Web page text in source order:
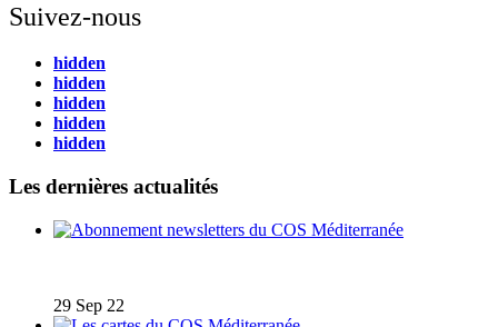
Suivez-nous
hidden
hidden
hidden
hidden
hidden
Les dernières actualités
29 Sep 22